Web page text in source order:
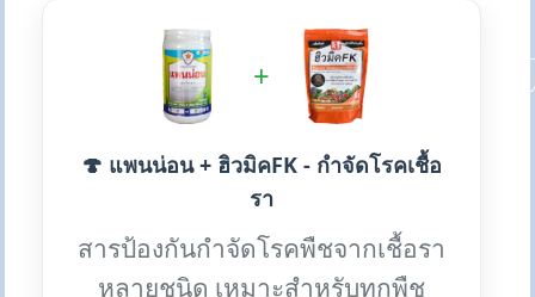
+
🍄 แพนน่อน + ฮิวมิคFK - กำจัดโรคเชื้อ
รา
สารป้องกันกำจัดโรคพืชจากเชื้อรา
หลายชนิด เหมาะสำหรับทุกพืช